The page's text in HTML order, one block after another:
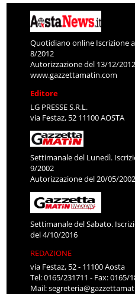
Quotidiano online Iscrizione
8/2012
Autorizzazione del 13/12/2012
www.gazzettamatin.com
Editore
LG PRESSE S.R.L.
via Festaz, 52 11100 AOSTA
Settimanale del Lunedì.
9/2002
Autorizzazione del 20/05/2002
Settimanale del Sabato.
del 4/10/2016
REDAZIONE
via Festaz, 52 - 11100 Aosta
Tel: 0165/231711 - Fax: 0165/
Mail: